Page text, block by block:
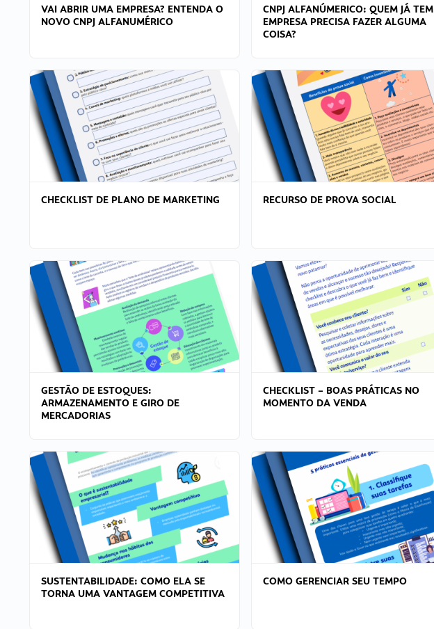
VAI ABRIR UMA EMPRESA? ENTENDA O
NOVO CNPJ ALFANUMÉRICO
CNPJ ALFANÚMERICO: QUEM JÁ TEM
EMPRESA PRECISA FAZER ALGUMA
COISA?
CHECKLIST DE PLANO DE MARKETING RECURSO DE PROVA SOCIAL
GESTÃO DE ESTOQUES:
ARMAZENAMENTO E GIRO DE
MERCADORIAS
CHECKLIST – BOAS PRÁTICAS NO
MOMENTO DA VENDA
SUSTENTABILIDADE: COMO ELA SE
TORNA UMA VANTAGEM COMPETITIVA
COMO GERENCIAR SEU TEMPO